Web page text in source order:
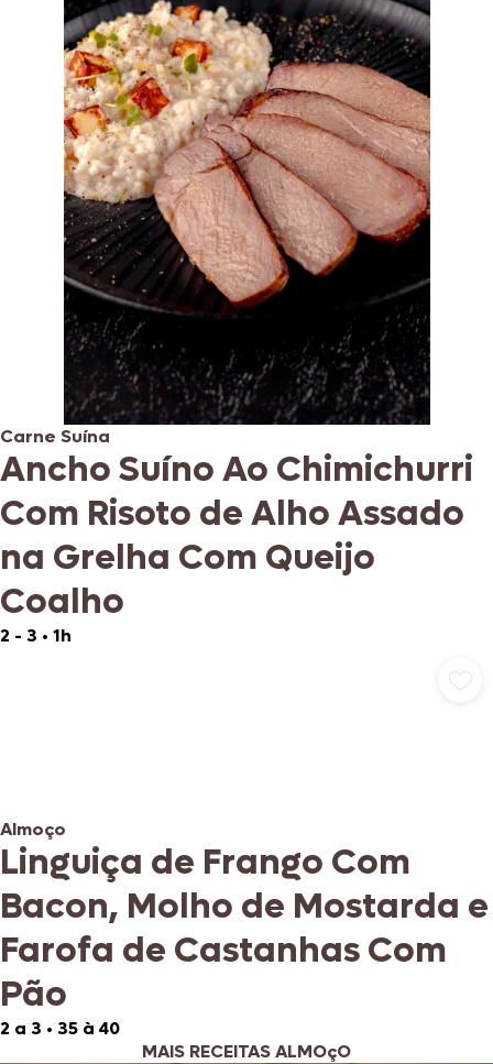
Carne Suína
Ancho Suíno Ao Chimichurri
Com Risoto de Alho Assado
na Grelha Com Queijo
Coalho
2 - 3 • 1h
Almoço
Linguiça de Frango Com
Bacon, Molho de Mostarda e
Farofa de Castanhas Com
Pão
2 a 3 • 35 à 40
MAIS RECEITAS ALMOçO